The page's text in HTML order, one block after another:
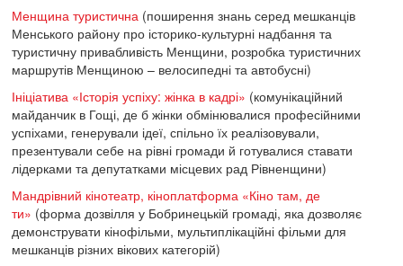
Менщина туристична(поширення знань серед мешканців
Менського району про історико-культурні надбання та
туристичну привабливість Менщини, розробка туристичних
маршрутів Менщиною – велосипедні та автобусні)
Ініціатива «Історія успіху: жінка в кадрі» (комунікаційний
майданчик в Гощі, де б жінки обмінювалися професійними
успіхами, генерували ідеї, спільно їх реалізовували,
презентували себе на рівні громади й готувалися ставати
лідерками та депутатками місцевих рад Рівненщини)
Мандрівний кінотеатр, кіноплатформа «Кіно там, де
ти» (форма дозвілля у Бобринецькій громаді, яка дозволяє
демонструвати кінофільми, мультиплікаційні фільми для
мешканців різних вікових категорій)